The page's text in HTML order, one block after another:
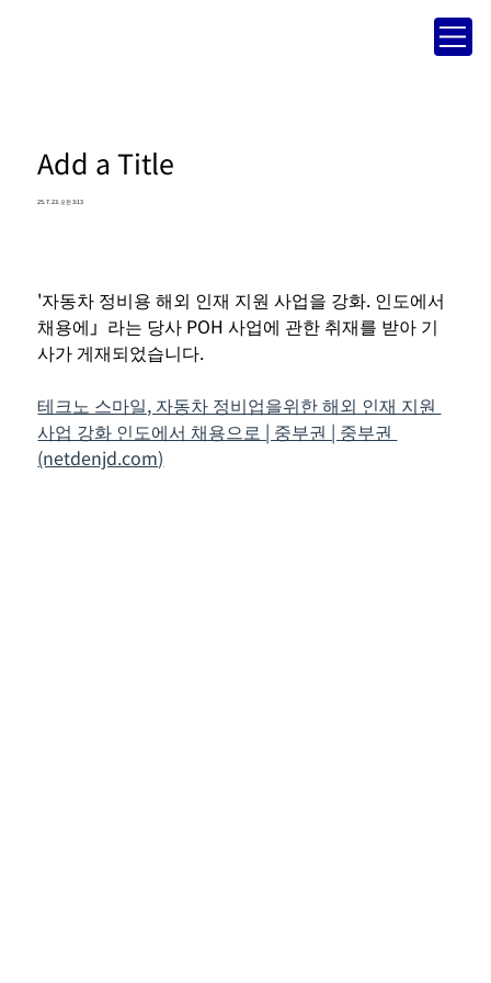
Add a Title
25. 7. 23. 오전 3:13
'자동차 정비용 해외 인재 지원 사업을 강화. 인도에서
채용에」라는 당사 POH 사업에 관한 취재를 받아 기
사가 게재되었습니다.
테크노 스마일, 자동차 정비업을위한 해외 인재 지원
사업 강화 인도에서 채용으로 | 중부권 | 중부권
(netdenjd.com)